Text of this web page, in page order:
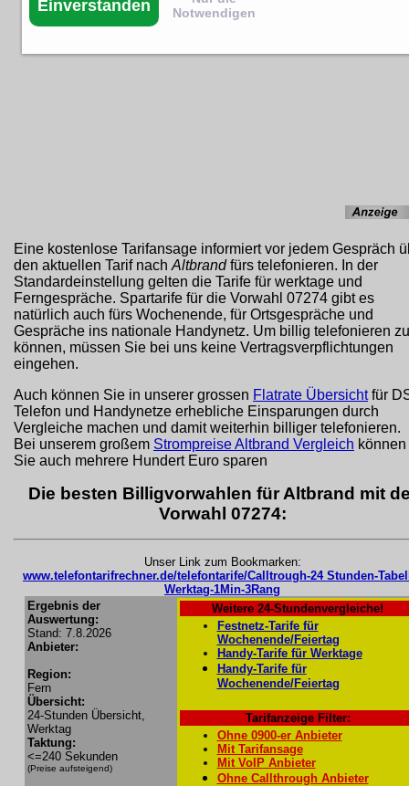
Eine kostenlose Tarifansage informiert vor jedem Gespräch
den aktuellen Tarif nach Altbrandfürs telefonieren. In der
Standardeinstellung gelten die Tarife für werktage und
Ferngespräche. Spartarife für die Vorwahl 07274 gibt es
natürlich auch fürs Wochenende, für Ortsgespräche und
Gespräche ins nationale Handynetz. Um billig telefonieren zu
können, müssen Sie bei uns keine Vertragsverpflichtungen
eingehen.
Auch können Sie in unserer grossen Flatrate Übersichtfür
Telefon und Handynetze erhebliche Einsparungen durch
Vergleiche machen und damit weiterhin billiger telefonieren.
Bei unserem großem Strompreise Altbrand Vergleich können
Sie auch mehrere Hundert Euro sparen
Die besten Billigvorwahlen für Altbrand mit
Vorwahl 07274:
Unser Link zum Bookmarken:
www.telefontarifrechner.de/telefontarife/Calltrough-24 Stunden-
Werktag-1Min-3Rang
Ergebnis der
Auswertung:
Stand: 7.8.2026
Anbieter:
Region:
Fern
Übersicht:
24-Stunden Übersicht,
Werktag
Taktung:
<=240 Sekunden
(Preise aufsteigend)
Weitere 24-Stundenvergleiche!
Festnetz-Tarife für
Wochenende/Feiertag
Handy-Tarife für Werktage
Handy-Tarife für
Wochenende/Feiertag
Tarifanzeige Filter:
Ohne 0900-er Anbieter
Mit Tarifansage
Mit VoIP Anbieter
Ohne Callthrough Anbieter
Einverstanden
Notwendigen